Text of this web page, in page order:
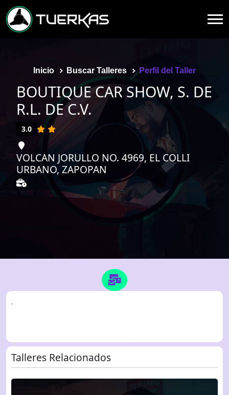
Inicio Buscar Talleres Perfil del Taller
BOUTIQUE CAR SHOW, S. DE
R.L. DE C.V.
3.0
VOLCAN JORULLO NO. 4969, EL COLLI
URBANO, ZAPOPAN
.
Talleres Relacionados